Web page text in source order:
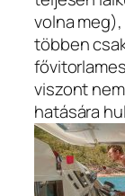
volna
többen
viszont
hatására